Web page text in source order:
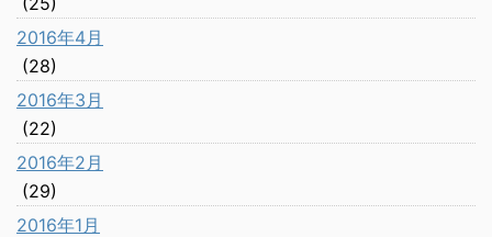
2016年4月
(28)
2016年3月
(22)
2016年2月
(29)
2016年1月